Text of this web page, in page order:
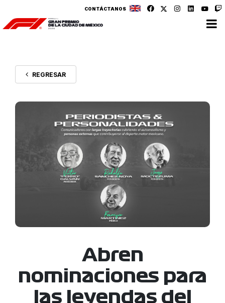
CONTÁCTANOS
REGRESAR
Abren
nominaciones para
las leyendas del